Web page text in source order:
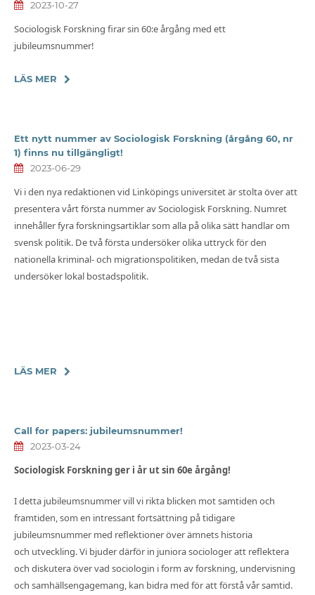
2023-10-27
Sociologisk Forskning firar sin 60:e årgång med ett
jubileumsnummer!
LÄS MER
Ett nytt nummer av Sociologisk Forskning (årgång 60, nr
1) finns nu tillgängligt!
2023-06-29
Vi i den nya redaktionen vid Linköpings universitet är stolta över att
presentera vårt första nummer av Sociologisk Forskning. Numret
innehåller fyra forskningsartiklar som alla på olika sätt handlar om
svensk politik. De två första undersöker olika uttryck för den
nationella kriminal- och migrationspolitiken, medan de två sista
undersöker lokal bostadspolitik.
LÄS MER
Call for papers: jubileumsnummer!
2023-03-24
Sociologisk Forskning ger i år ut sin 60e årgång!
I detta jubileumsnummer vill vi rikta blicken mot samtiden och
framtiden, som en intressant fortsättning på tidigare
jubileumsnummer med reflektioner över ämnets historia
och utveckling. Vi bjuder därför in juniora sociologer att reflektera
och diskutera över vad sociologin i form av forskning, undervisning
och samhällsengagemang, kan bidra med för att förstå vår samtid.